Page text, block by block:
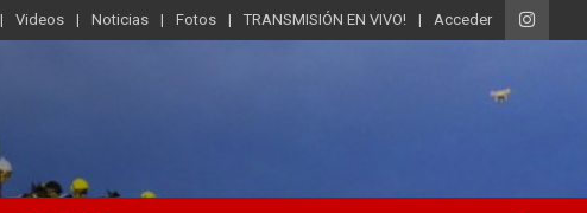
Videos Noticias Fotos TRANSMISIÓN EN VIVO! Acceder